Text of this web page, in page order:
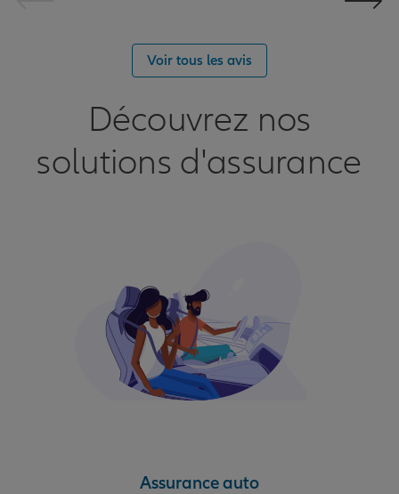
Voir tous les avis
Découvrez nos
solutions d'assurance
Assurance auto